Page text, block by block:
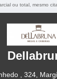
ou total, mesmo
, 324,